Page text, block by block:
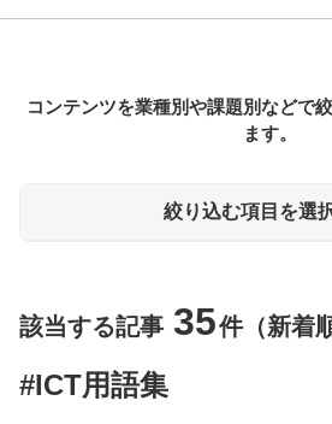
コンテンツを業種別や課題別などで
ます。
絞り込む項目を選
該当する記事 35件（新着
#ICT用語集